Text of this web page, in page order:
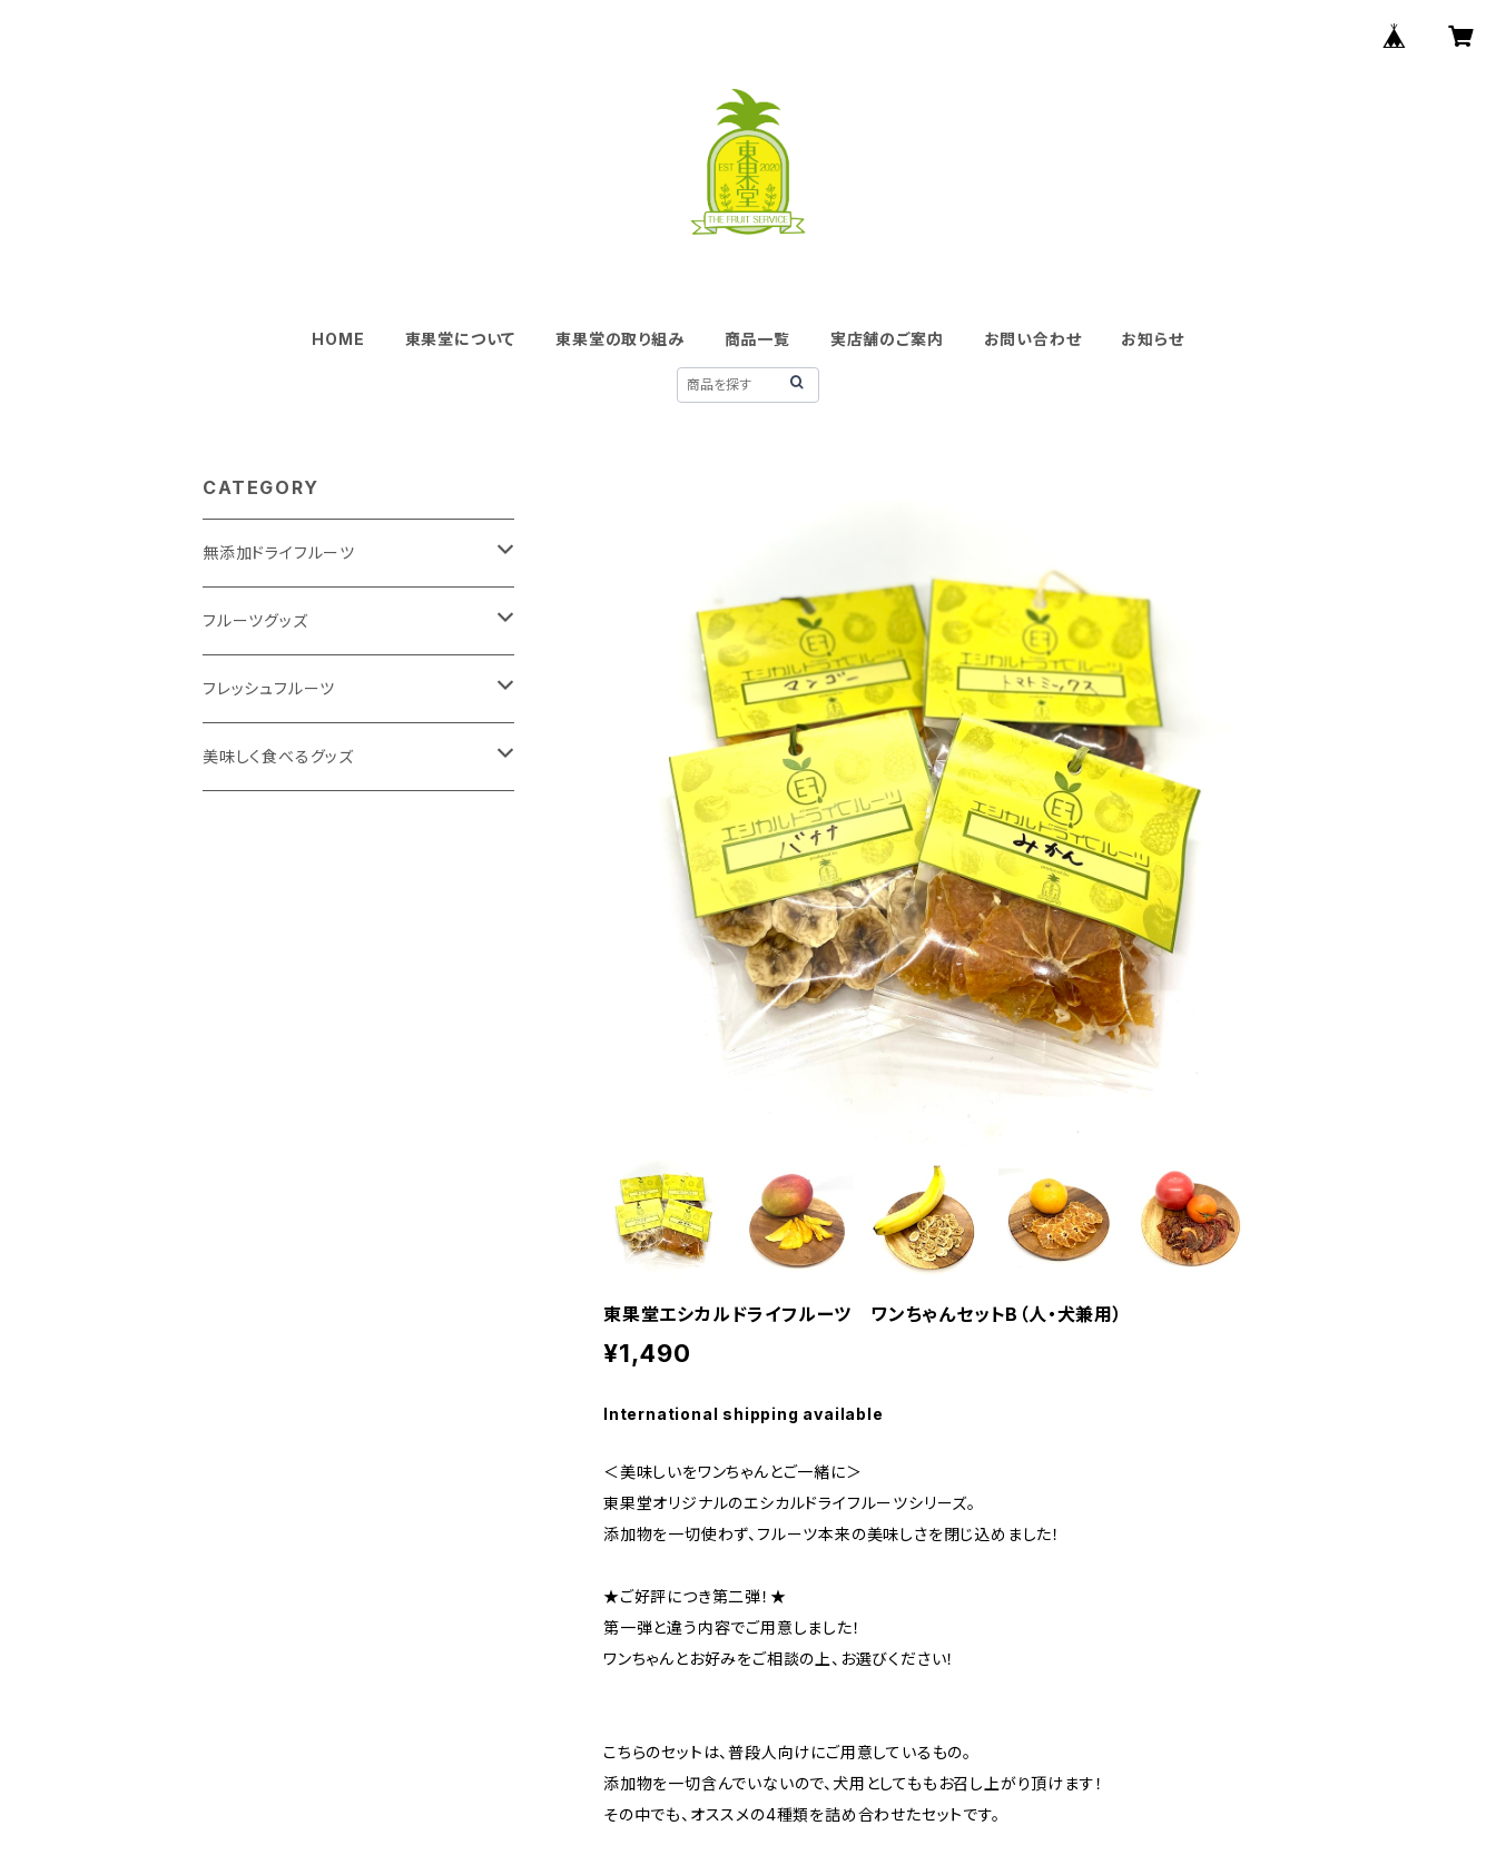
HOME 東果堂について 東果堂の取り組み 商品一覧 実店舗のご案内 お問い合わせ お知らせ
東果堂エシカルドライフルーツ ワンちゃんセットB（人・犬兼用）
¥1,490
International shipping available
＜美味しいをワンちゃんとご一緒に＞
東果堂オリジナルのエシカルドライフルーツシリーズ。
添加物を一切使わず、フルーツ本来の美味しさを閉じ込めました！
★ご好評につき第二弾！★
第一弾と違う内容でご用意しました！
ワンちゃんとお好みをご相談の上、お選びください！
こちらのセットは、普段人向けにご用意しているもの。
添加物を一切含んでいないので、犬用としてももお召し上がり頂けます！
その中でも、オススメの4種類を詰め合わせたセットです。
CATEGORY
無添加ドライフルーツ
ドライフルーツで #おきかえおやつ
定番人気のドライフルーツ
季節フルーツの新作ドライフルーツ
フルーツグッズ
飲むフルーツゼリー
無添加フルーツジャム
フレッシュフルーツ
フルーツ定期便
美味しく食べるグッズ